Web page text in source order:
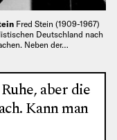
Fred Stein (1909-1967)
Deutschland nach
Neben der…
aber die
Kann man